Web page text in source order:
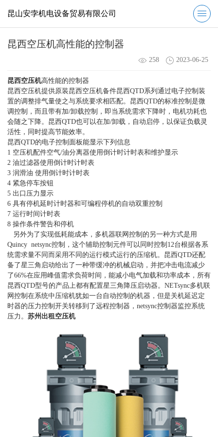
昆山安孛机电设备贸易有限公司
昆西空压机高性能的控制器
258 2023-06-25
昆西空压机高性能的控制器
昆西空压机提供原装昆西空压机备件昆西QTD系列通过电子控制装
置的调整排气量使之与系统要求相匹配。昆西QTD的标准控制是微
调控制，而且带有加/卸载控制，即当系统需求下降时，电机功耗也
会随之下降。昆西QTD也可以在加/卸载，自动启停，以保证负载灵
活性，同时提高节能效率。
昆西QTD的电子控制面板能显示下列信息
1 空压机配件空气/油分离器使用倒计时计时表和维护显示
2 油过滤器使用倒计时计时表
3 润滑油 使用倒计时计时表
4 紧急停车按钮
5 出口压力显示
6 具有停机延时计时器和可编程停机的自动双重控制
7 运行时间计时表
8 操作条件警告和停机
另外为了实现低耗能成本，多机器联网控制的另一种方式是用
Quincy netsync控制，这个辅助控制元件可以同时控制12台根据各系
统需求量不同而采用不同的运行模式运行的压缩机。昆西QTD还配
备了星三角启动给出了一种带缓冲的机械启动，并把冲击电流减少
了66%在应用峰值需求负荷时间，能减小电气加载和功率成本，所有
昆西QTD型号的产品上都有配置星三角降压启动器。NETsync多机联
网控制在系统中压缩机犹如一台自动控制的机器，但是关机延迟定
时器的压力控制开关转移到了远程控制器，netsync控制器监控系统
压力。 苏州出租空压机